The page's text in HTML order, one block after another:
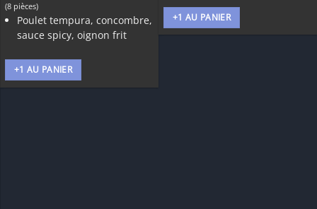
(8 pièces)
Poulet tempura, concombre,
sauce spicy, oignon frit
+1 AU PANIER
+1 AU PANIER